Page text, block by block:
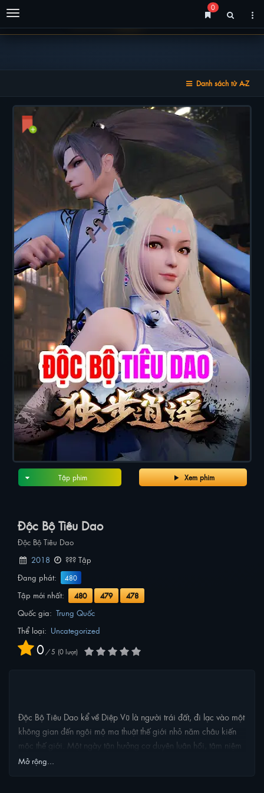
Menu
0
Danh sách từ A-Z
Xem phim
Tập phim
Độc Bộ Tiêu Dao
Độc Bộ Tiêu Dao
2018
??? Tập
Đang phát:
480
Tập mới nhất: 480 479 478
Quốc gia: Trung Quốc
Thể loại: Uncategorized
0 / 5 0lượt
Độc Bộ Tiêu Dao kể về Diệp Vũ là người trái đất, đi lạc vào một
không gian đến ngôi mộ ma thuật thế giới nhỏ năm châu kiến
mộc thế giới. Một ngày tận hưởng cơ duyên luân hồi, tâm niệm
cha mẹ già, một lòng muốn gặp lại thân nhân, cho nên chỉ có
Mở rộng...